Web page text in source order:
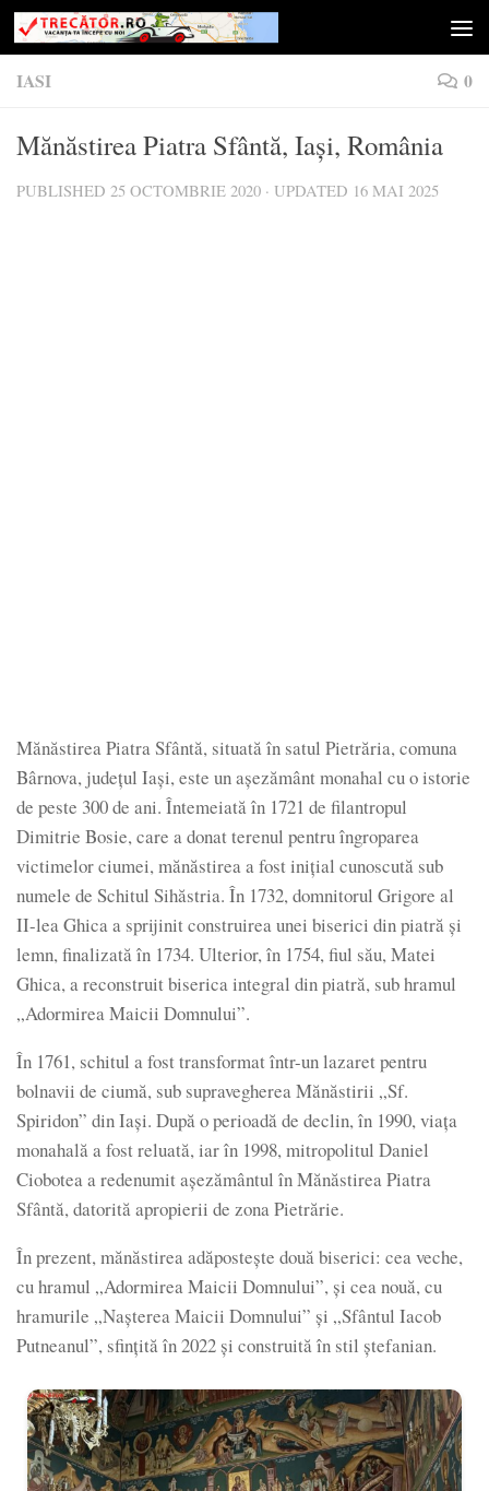
Skip to content
IASI 0
Mănăstirea Piatra Sfântă, Iași, România
PUBLISHED 25 OCTOMBRIE 2020 · UPDATED 16 MAI 2025
Mănăstirea Piatra Sfântă, situată în satul Pietrăria, comuna
Bârnova, județul Iași, este un așezământ monahal cu o istorie
de peste 300 de ani. Întemeiată în 1721 de filantropul
Dimitrie Bosie, care a donat terenul pentru îngroparea
victimelor ciumei, mănăstirea a fost inițial cunoscută sub
numele de Schitul Sihăstria. În 1732, domnitorul Grigore al
II-lea Ghica a sprijinit construirea unei biserici din piatră și
lemn, finalizată în 1734. Ulterior, în 1754, fiul său, Matei
Ghica, a reconstruit biserica integral din piatră, sub hramul
„Adormirea Maicii Domnului”.
În 1761, schitul a fost transformat într-un lazaret pentru
bolnavii de ciumă, sub supravegherea Mănăstirii „Sf.
Spiridon” din Iași. După o perioadă de declin, în 1990, viața
monahală a fost reluată, iar în 1998, mitropolitul Daniel
Ciobotea a redenumit așezământul în Mănăstirea Piatra
Sfântă, datorită apropierii de zona Pietrărie.
În prezent, mănăstirea adăpostește două biserici: cea veche,
cu hramul „Adormirea Maicii Domnului”, și cea nouă, cu
hramurile „Nașterea Maicii Domnului” și „Sfântul Iacob
Putneanul”, sfințită în 2022 și construită în stil ștefanian.